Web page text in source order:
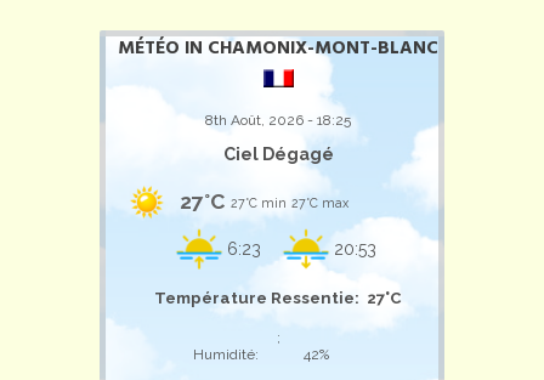
MÉTÉO IN CHAMONIX-MONT-BLANC
8th Août, 2026 - 18:25
Ciel Dégagé
27°C 27°C min 27°C max
6:23 20:53
Température Ressentie: 27°C
;
Humidité:
42%